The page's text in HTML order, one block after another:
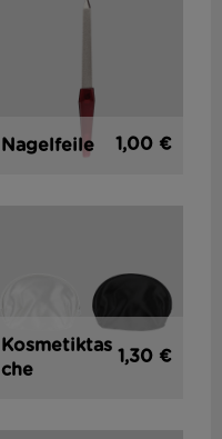
Nagelfeile 1,00 €
Kosmetiktas
che
1,30 €